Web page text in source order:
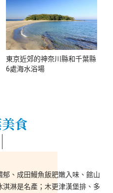
東京近郊的神奈川縣和千葉縣
6處海水浴場
食
、成田鰻魚飯肥嫩入味、館山
淋是名產；木更津漢堡排、多